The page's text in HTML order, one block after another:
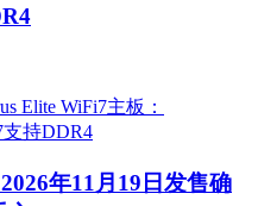
年11月19日发售确